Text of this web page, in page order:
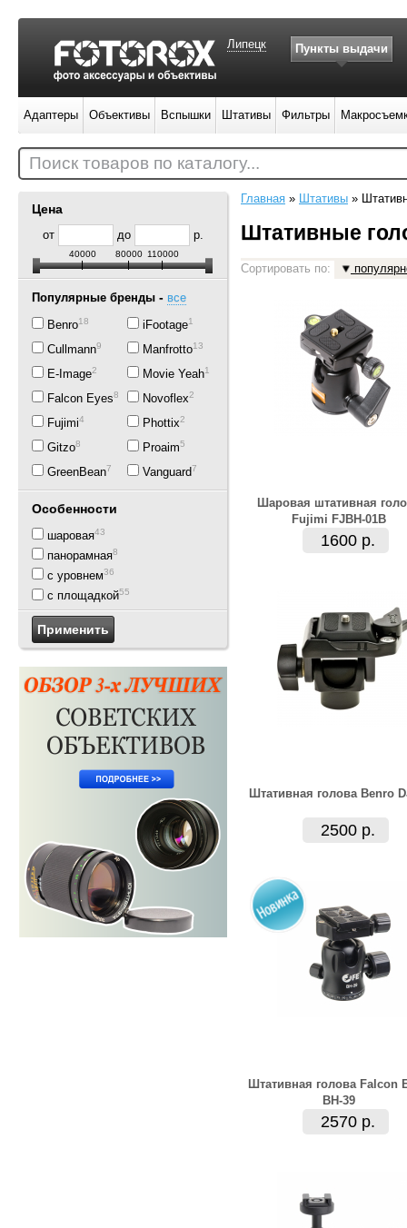
Цена
от до р.
40000 80000 110000
Популярные бренды - все
Benro18
Cullmann9
E-Image2
Falcon Eyes8
Fujimi4
Gitzo8
GreenBean7
iFootage1
Manfrotto13
Movie Yeah1
Novoflex2
Phottix2
Proaim5
Vanguard7
Особенности
шаровая43
панорамная8
с уровнем36
с площадкой55
Главная » Штативы »
Штативные
Сортировать по:
Шаровая штативная
Fujimi FJBH-01B
1600 р.
Штативная голова Benro
2500 р.
Штативная голова Falcon
BH-39
2570 р.
Липецк Пункты выдачи
Адаптеры Объективы Вспышки Штативы Фильтры
Поиск товаров по каталогу...